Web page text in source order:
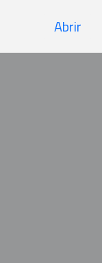
Abrir